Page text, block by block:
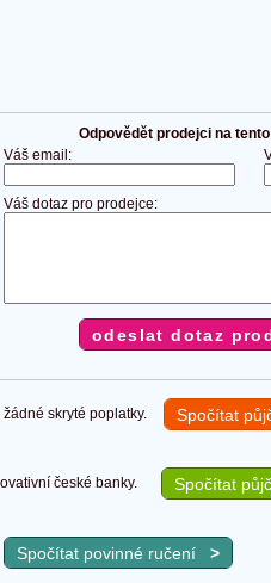
Odpovědět prodejci na
Váš email:
Váš dotaz pro prodejce:
skryté poplatky. Spočítat
české banky. Spočítat
Spočítat povinné ručení >